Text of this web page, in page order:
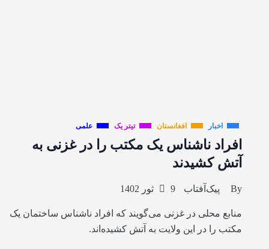
اخبار افغانستان تیتر یک علمی
افراد ناشناس یک مکتب را در غزنی به
آتش کشیدند
By پیک‌آفتاب 9 ثور 1402
منابع محلی در غزنی می‌گویند که افراد ناشناس ساختمان یک
مکتب را در این ولایت به آتش‌ کشیده‌اند.